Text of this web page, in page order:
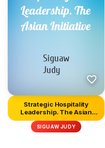
Strategic Hospitality
Leadership. The Asian
Initia...
SIGUAW JUDY